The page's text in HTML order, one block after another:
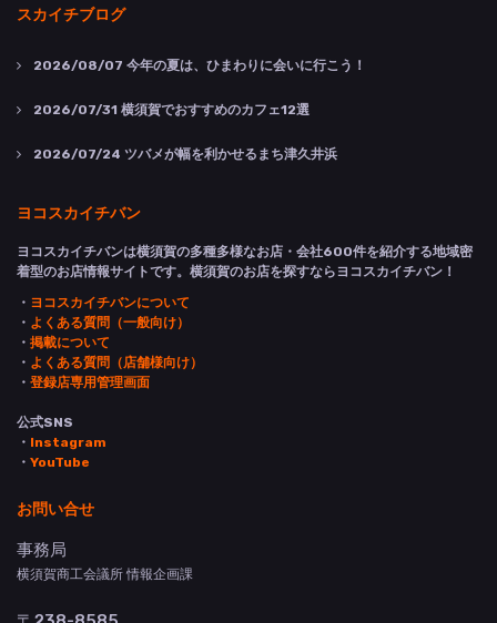
スカイチブログ
2026/08/07 今年の夏は、ひまわりに会いに行こう！
2026/07/31 横須賀でおすすめのカフェ12選
2026/07/24 ツバメが幅を利かせるまち津久井浜
ヨコスカイチバン
ヨコスカイチバンは横須賀の多種多様なお店・会社600件を紹介する地域密
着型のお店情報サイトです。横須賀のお店を探すならヨコスカイチバン！
・ ヨコスカイチバンについて
・ よくある質問（一般向け）
・ 掲載について
・ よくある質問（店舗様向け）
・ 登録店専用管理画面
公式SNS
・ Instagram
・ YouTube
お問い合せ
事務局
横須賀商工会議所 情報企画課